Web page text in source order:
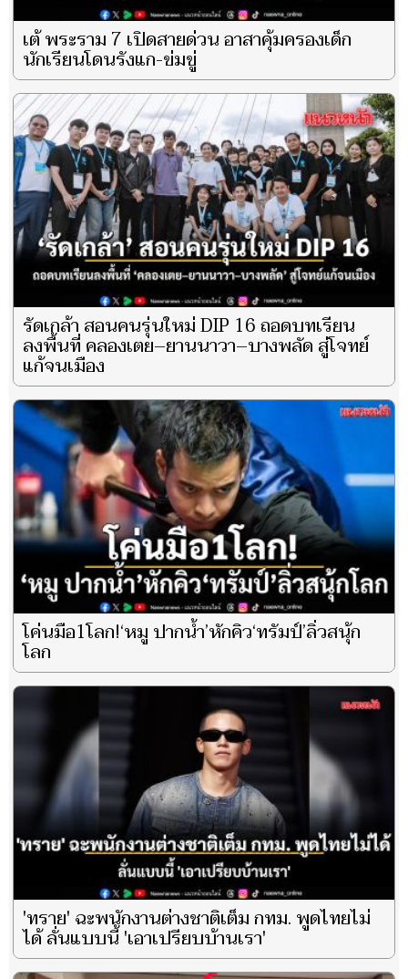
เต้ พระราม 7 เปิดสายด่วน อาสาคุ้มครองเด็ก
นักเรียนโดนรังแก-ข่มขู่
รัดเกล้า สอนคนรุ่นใหม่ DIP 16 ถอดบทเรียน
ลงพื้นที่ คลองเตย–ยานนาวา–บางพลัด สู่โจทย์
แก้จนเมือง
โค่นมือ1โลก!‘หมู ปากน้ำ’หักคิว‘ทรัมป์’ลิ่วสนุ้ก
โลก
'ทราย' ฉะพนักงานต่างชาติเต็ม กทม. พูดไทยไม่
ได้ ลั่นแบบนี้ 'เอาเปรียบบ้านเรา'